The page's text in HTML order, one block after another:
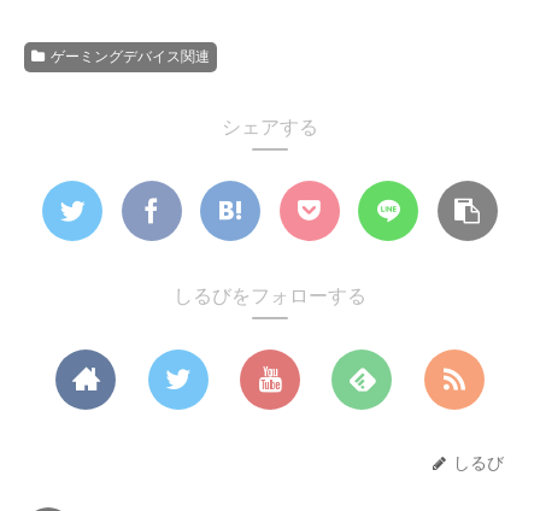
ゲーミングデバイス関連
シェアする
しるびをフォローする
しるび